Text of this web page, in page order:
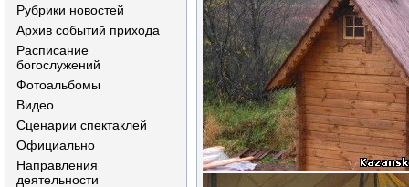
Рубрики новостей
Архив событий прихода
Расписание
богослужений
Фотоальбомы
Видео
Сценарии спектаклей
Официально
Направления
деятельности